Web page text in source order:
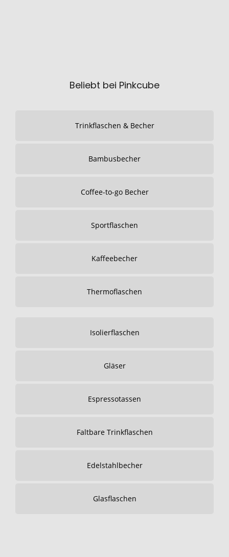
Beliebt bei Pinkcube
Trinkflaschen & Becher
Bambusbecher
Coffee-to-go Becher
Sportflaschen
Kaffeebecher
Thermoflaschen
Isolierflaschen
Gläser
Espressotassen
Faltbare Trinkflaschen
Edelstahlbecher
Glasflaschen